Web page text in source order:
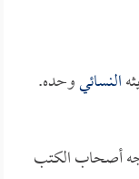
النسائيوحده.
أصحاب الكتب